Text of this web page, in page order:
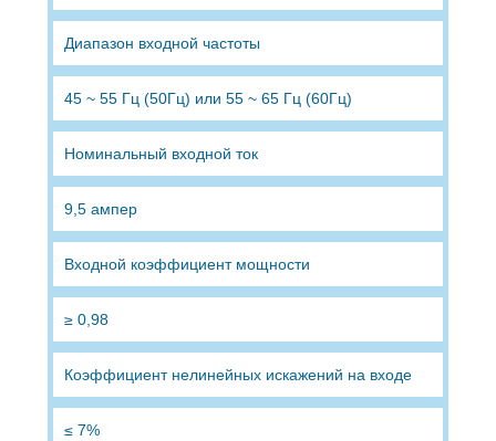
Диапазон входной частоты
45 ~ 55 Гц (50Гц) или 55 ~ 65 Гц (60Гц)
Номинальный входной ток
9,5 ампер
Входной коэффициент мощности
≥ 0,98
Коэффициент нелинейных искажений на входе
≤ 7%